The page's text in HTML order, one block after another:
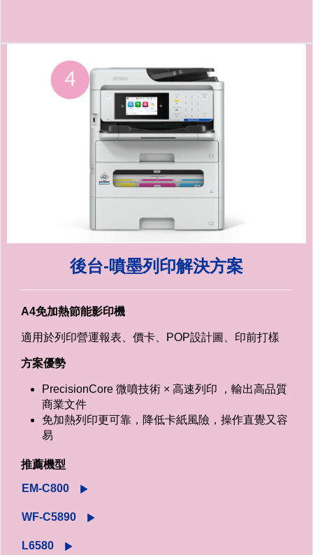
後台-噴墨列印解決方案
A4免加熱節能影印機
適用於列印營運報表、價卡、POP設計圖、印前打樣
方案優勢
PrecisionCore 微噴技術 × 高速列印 ，輸出高品質
商業文件
免加熱列印更可靠，降低卡紙風險，操作直覺又容
易
推薦機型
EM-C800
WF-C5890
L6580